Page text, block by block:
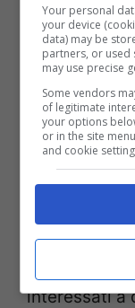
calderone
Gli ospiti
soggiorno
con degli
dintorni di
esclusiva di
Potete
Affrettatevi
interessati a
Your personal
your device
data) may be
partners, or used
may use precise
Some vendors
of legitimate
your options
or in the site
and cookie